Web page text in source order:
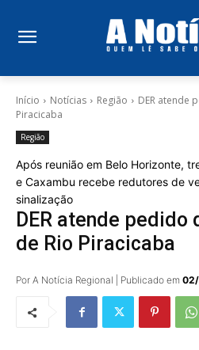
Início Notícias Região
DER atende
Piracicaba
Região
Após reunião em Belo Horizonte,
e Caxambu recebe redutores de
sinalização
DER atende pedido
de Rio Piracicaba
Por A Notícia Regional | Publicado em